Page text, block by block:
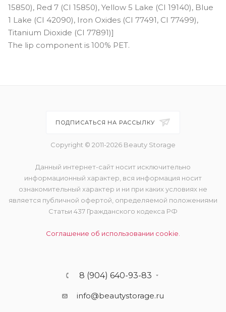
15850), Red 7 (CI 15850), Yellow 5 Lake (CI 19140), Blue
1 Lake (CI 42090), Iron Oxides (CI 77491, CI 77499),
Titanium Dioxide (CI 77891)]
The lip component is 100% PET.
ПОДПИСАТЬСЯ НА РАССЫЛКУ
Copyright © 2011-2026 Beauty Storage
Данный интернет-сайт носит исключительно
информационный характер, вся информация носит
ознакомительный характер и ни при каких условиях не
является публичной офертой, определяемой положениями
Статьи 437 Гражданского кодекса РФ
Соглашение об использовании cookie.
8 (904) 640-93-83
info@beautystorage.ru